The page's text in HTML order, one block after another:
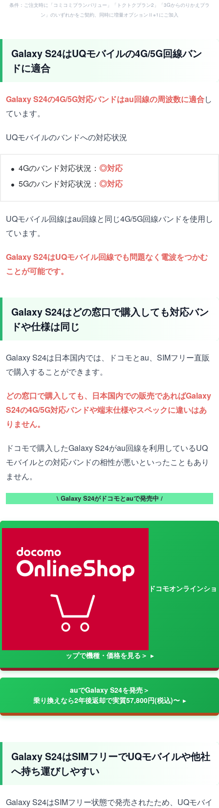
条件：ご注文時に「コミコミプランバリュー」「トクトクプラン2」「3Gからのりかえプラ
ン」のいずれかをご契約、同時に増量オプションⅡ※1にご加入
Galaxy S24はUQモバイルの4G/5G回線バン
ドに適合
Galaxy S24の4G/5G対応バンドはau回線の周波数に適合し
ています。
UQモバイルのバンドへの対応状況
4Gのバンド対応状況： ◎対応
5Gのバンド対応状況： ◎対応
UQモバイル回線はau回線と同じ4G/5G回線バンドを使用し
ています。
Galaxy S24はUQモバイル回線でも問題なく電波をつかむ
ことが可能です。
Galaxy S24はどの窓口で購入しても対応バン
ドや仕様は同じ
Galaxy S24は日本国内では、ドコモとau、SIMフリー直販
で購入することができます。
どの窓口で購入しても、日本国内での販売であればGalaxy
S24の4G/5G対応バンドや端末仕様やスペックに違いはあ
りません。
ドコモで購入したGalaxy S24がau回線を利用しているUQ
モバイルとの対応バンドの相性が悪いといったこともあり
ません。
\ Galaxy S24がドコモとauで発売中 /
ドコモオンラインショ
ップで機種・価格を見る＞
auでGalaxy S24を発売＞
乗り換えなら2年後返却で実質57,800円(税込)〜
Galaxy S24はSIMフリーでUQモバイルや他社
へ持ち運びしやすい
Galaxy S24はSIMフリー状態で発売されたため、UQモバイ